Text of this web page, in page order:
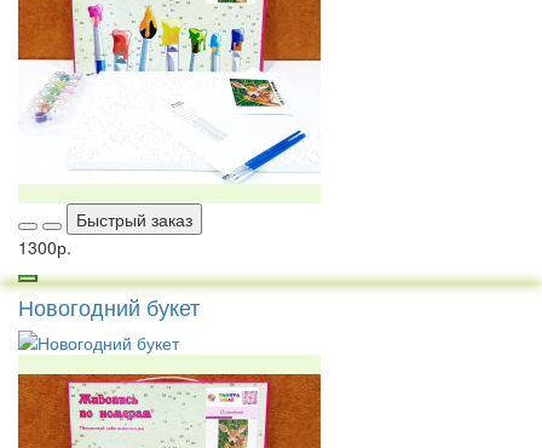
Быстрый заказ
1300р.
Новогодний букет